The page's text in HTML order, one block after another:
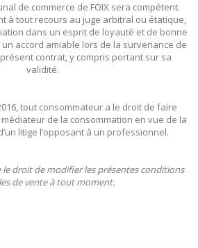
de commerce de FOIX sera compétent.
à tout recours au juge arbitral ou étatique,
dans un esprit de loyauté et de bonne
accord amiable lors de la survenance de
contrat, y compris portant sur sa
validité.
tout consommateur a le droit de faire
de la consommation en vue de la
litige l’opposant à un professionnel.
le droit de modifier les présentes conditions
de vente à tout moment.